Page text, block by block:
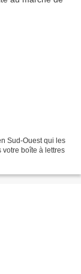
Sud-Ouest qui les
votre boîte à lettres